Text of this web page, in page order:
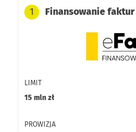
1 Finansowanie faktur
LIMIT
15 mln zł
PROWIZJA